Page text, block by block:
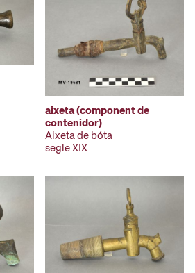
aixeta (component de
contenidor)
Aixeta de bóta
segle XIX